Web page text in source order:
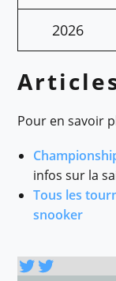
2026
Pour en savoir
infos sur la
Tous les
snooker
Twitter
Twitter